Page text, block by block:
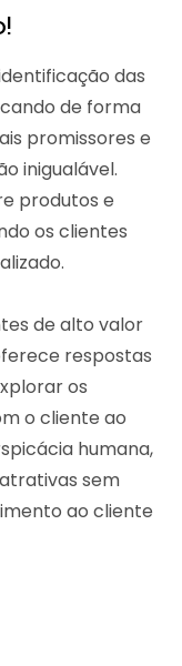
das
de forma
promissores e
inigualável.
produtos e
os clientes
de alto valor
respostas
os
o cliente ao
humana,
sem
ao cliente